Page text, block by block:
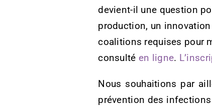
devient-il une question
production, un
coalitions requises pour
consulté en ligne.
Nous souhaitions par
prévention des